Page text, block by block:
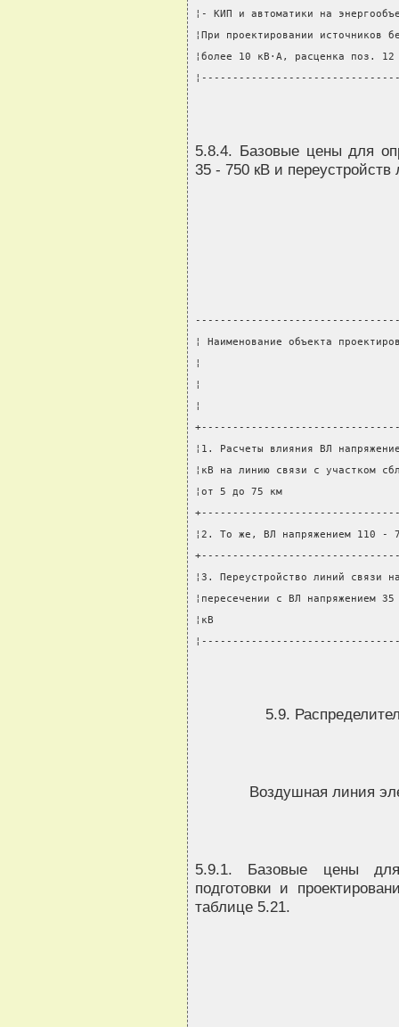
¦- КИП и автоматики на
¦При проектировании источников
¦более 10 кВ·А, расценка поз.
5.8.4. Базовые цены для
35 - 750 кВ и
¦ Наименование объекта
¦
¦
¦
¦1. Расчеты влияния ВЛ
¦кВ на линию связи с
¦от 5 до 75 км
¦2. То же, ВЛ напряжением
¦3. Переустройство линий
¦пересечении с ВЛ
¦кВ
5.9.
Воздушная линия
5.9.1. Базовые цены для
подготовки и
таблице 5.21.